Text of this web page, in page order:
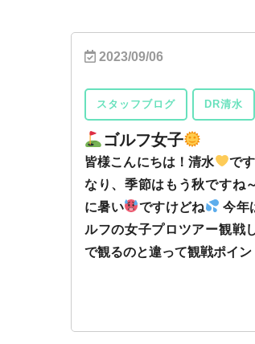
2023/09/06
スタッフブログ DR清水
ゴルフ女子
皆様こんにちは！清水
で
なり、季節はもう秋ですね
に暑い
ですけどね 今年
ルフの女子プロツアー観戦
で観るのと違って観戦ポイ